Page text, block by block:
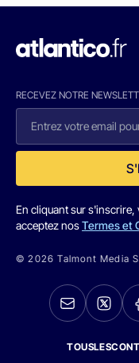
RECEVEZ NOTRE
En cliquant sur
acceptez nosTermes et
© 2026 Talmont Media